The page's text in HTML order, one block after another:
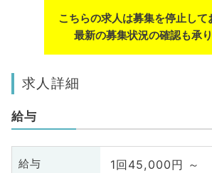
こちらの求人は募集を停止して
最新の募集状況の確認も承り
求人詳細
給与
給与 1回45,000円 ～